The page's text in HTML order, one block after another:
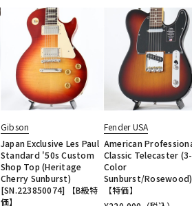
Gibson
Japan Exclusive Les Paul
Standard '50s Custom
Shop Top (Heritage
Cherry Sunburst)
[SN.223850074] 【B級特
価】
Fender USA
American
Classic Telecaster (3-
Color
Sunburst/Rosewood)
【特価】